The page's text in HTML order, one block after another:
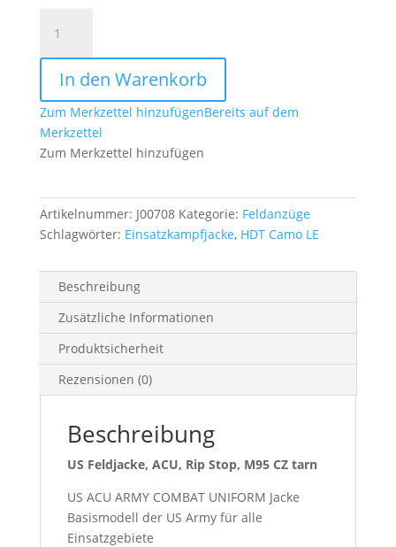
Feldjacke,
ACU,
Stop,
M95
CZ
tarn
In den Warenkorb
Zum Merkzettel hinzufügenBereits auf dem
Merkzettel
Zum Merkzettel hinzufügen
Artikelnummer: J00708 Kategorie: Feldanzüge
Schlagwörter: Einsatzkampfjacke, HDT Camo LE
Beschreibung
Zusätzliche Informationen
Produktsicherheit
Rezensionen (0)
Beschreibung
US Feldjacke, ACU, Rip Stop, M95 CZ tarn
US ACU ARMY COMBAT UNIFORM Jacke
Basismodell der US Army für alle
Einsatzgebiete